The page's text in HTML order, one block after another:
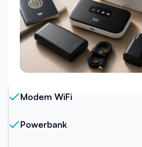
Il nostro pacchetto
Modem WiFi
Powerbank